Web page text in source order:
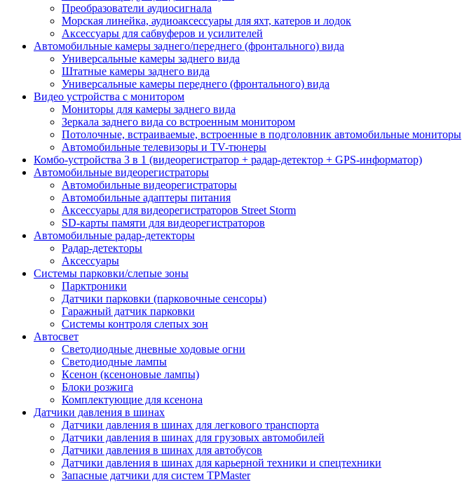
Преобразователи аудиосигнала
Морская линейка, аудиоаксессуары для яхт, катеров и лодок
Аксессуары для сабвуферов и усилителей
Автомобильные камеры заднего/переднего (фронтального) вида
Универсальные камеры заднего вида
Штатные камеры заднего вида
Универсальные камеры переднего (фронтального) вида
Видео устройства c монитором
Мониторы для камеры заднего вида
Зеркала заднего вида со встроенным монитором
Потолочные, встраиваемые, встроенные в подголовник автомобильные мониторы
Автомобильные телевизоры и TV-тюнеры
Комбо-устройства 3 в 1 (видеорегистратор + радар-детектор + GPS-информатор)
Автомобильные видеорегистраторы
Автомобильные видеорегистраторы
Автомобильные адаптеры питания
Аксессуары для видеорегистраторов Street Storm
SD-карты памяти для видеорегистраторов
Автомобильные радар-детекторы
Радар-детекторы
Аксессуары
Системы парковки/слепые зоны
Парктроники
Датчики парковки (парковочные сенсоры)
Гаражный датчик парковки
Системы контроля слепых зон
Автосвет
Светодиодные дневные ходовые огни
Светодиодные лампы
Ксенон (ксеноновые лампы)
Блоки розжига
Комплектующие для ксенона
Датчики давления в шинах
Датчики давления в шинах для легкового транспорта
Датчики давления в шинах для грузовых автомобилей
Датчики давления в шинах для автобусов
Датчики давления в шинах для карьерной техники и спецтехники
Запасные датчики для систем TPMaster